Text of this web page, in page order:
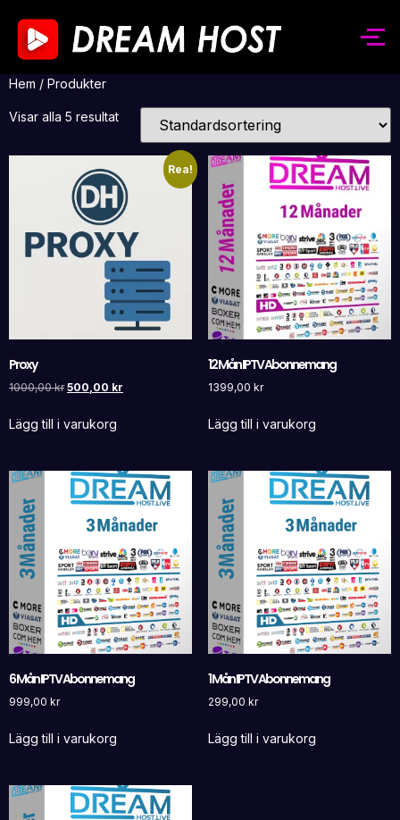
Hem / Produkter
Visar alla 5 resultat
Rea!
Proxy
1000,00kr 500,00 kr
Lägg till i varukorg
12 Mån IPTV Abonnemang
1399,00 kr
Lägg till i varukorg
6 Mån IPTV Abonnemang
999,00 kr
Lägg till i varukorg
1 Mån IPTV Abonnemang
299,00 kr
Lägg till i varukorg